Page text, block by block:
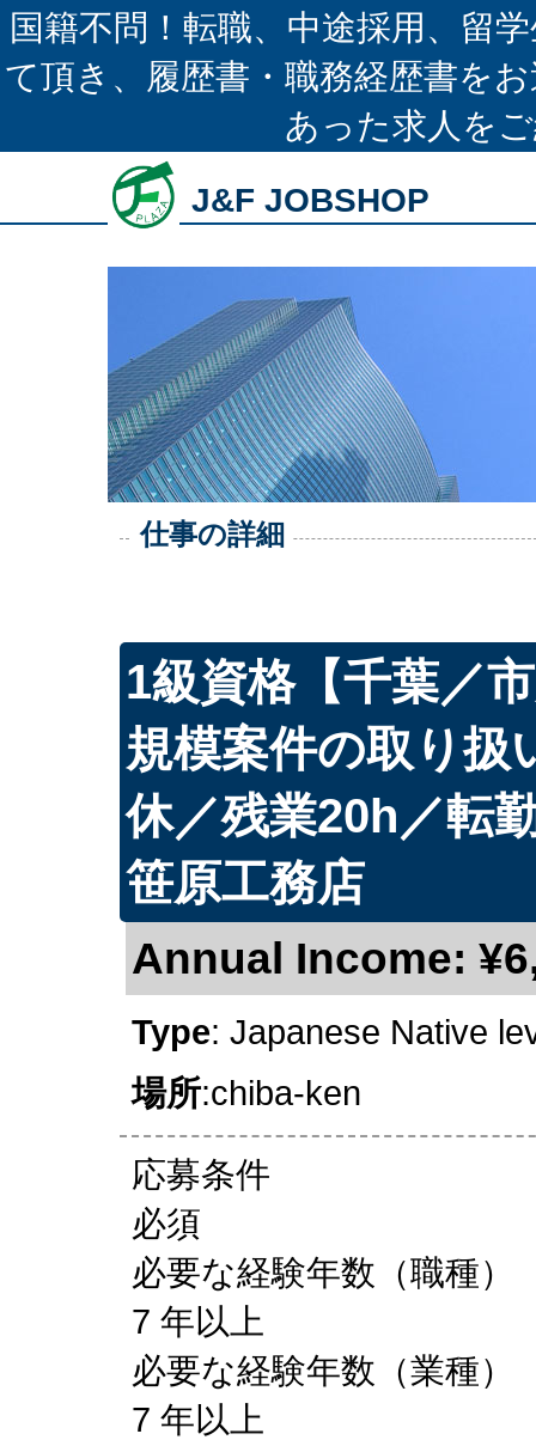
国籍不問！転職、中途採用、留
て頂き、履歴書・職務経歴書を
あった求人を
J&F JOBSHOP
仕事の詳細
1級資格【千葉／
規模案件の取り扱
休／残業20h／転
笹原工務店
Annual Income:
Type: Japanese Native
場所:chiba-ken
応募条件
必須
必要な経験年数（職種）
7 年以上
必要な経験年数（業種）
7 年以上